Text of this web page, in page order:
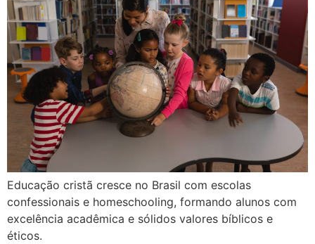
Educação cristã cresce no Brasil com escolas
confessionais e homeschooling, formando alunos com
excelência acadêmica e sólidos valores bíblicos e
éticos.